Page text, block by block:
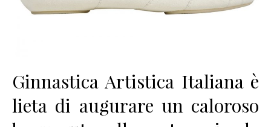
Ginnastica Artistica Italiana è
lieta di augurare un caloroso